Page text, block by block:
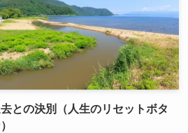
との決別（人生のリセットボタ